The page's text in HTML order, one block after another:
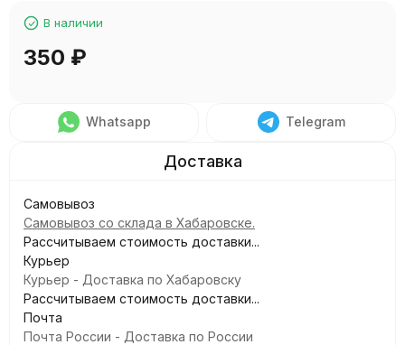
В наличии
350 ₽
Whatsapp Telegram
Самовывоз
Самовывоз со склада в Хабаровске.
Рассчитываем стоимость доставки...
Курьер
Курьер - Доставка по Хабаровску
Рассчитываем стоимость доставки...
Почта
Почта России - Доставка по России